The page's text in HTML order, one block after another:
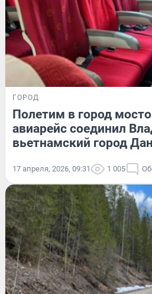
ГОРОД
Полетим в город
авиарейс соединил
вьетнамский город
17 апреля, 2026, 09:31 1 005